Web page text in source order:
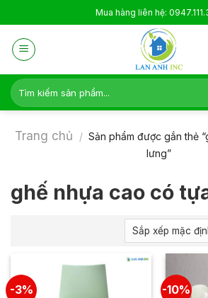
to
content
Mua hàng liên hệ:
Tìm
kiếm:
Trang chủ / Sản phẩm được gắn thẻ
lưng”
ghế nhựa cao có
-3% -10%